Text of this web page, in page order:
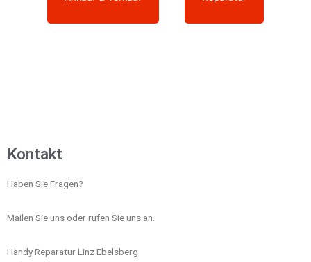
Kontakt
Haben Sie Fragen?
Mailen Sie uns oder rufen Sie uns an.
Handy Reparatur Linz Ebelsberg